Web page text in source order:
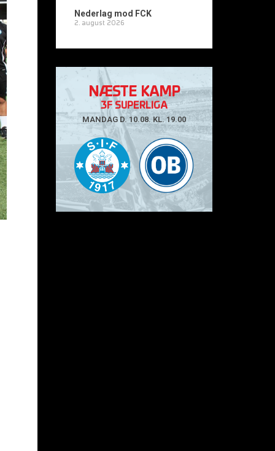
Nederlag mod FCK
2. august 2026
NÆSTE KAMP
3F SUPERLIGA
MANDAG D. 10.08. KL. 19.00